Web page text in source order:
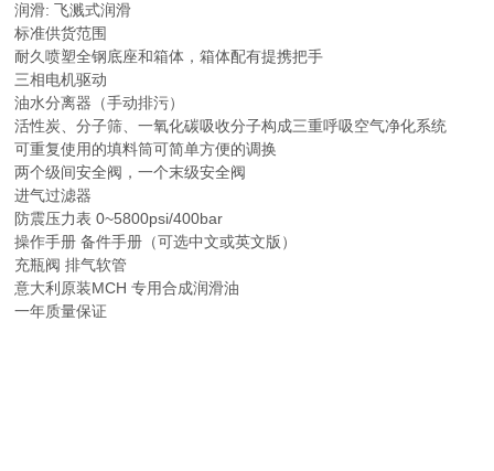
润滑: 飞溅式润滑
标准供货范围
耐久喷塑全钢底座和箱体，箱体配有提携把手
三相电机驱动
油水分离器（手动排污）
活性炭、分子筛、一氧化碳吸收分子构成三重呼吸空气净化系统
可重复使用的填料筒可简单方便的调换
两个级间安全阀，一个末级安全阀
进气过滤器
防震压力表 0~5800psi/400bar
操作手册 备件手册（可选中文或英文版）
充瓶阀 排气软管
意大利原装MCH 专用合成润滑油
一年质量保证